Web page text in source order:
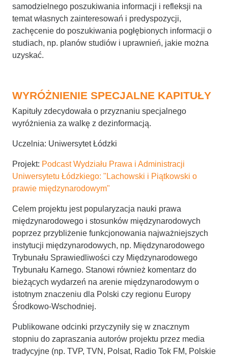
samodzielnego poszukiwania informacji i refleksji na
temat własnych zainteresowań i predyspozycji,
zachęcenie do poszukiwania pogłębionych informacji o
studiach, np. planów studiów i uprawnień, jakie można
uzyskać.
WYRÓŻNIENIE SPECJALNE KAPITUŁY
Kapituły zdecydowała o przyznaniu specjalnego
wyróżnienia za walkę z dezinformacją.
Uczelnia: Uniwersytet Łódzki
Projekt: Podcast Wydziału Prawa i Administracji
Uniwersytetu Łódzkiego: "Lachowski i Piątkowski o
prawie międzynarodowym"
Celem projektu jest popularyzacja nauki prawa
międzynarodowego i stosunków międzynarodowych
poprzez przybliżenie funkcjonowania najważniejszych
instytucji międzynarodowych, np. Międzynarodowego
Trybunału Sprawiedliwości czy Międzynarodowego
Trybunału Karnego. Stanowi również komentarz do
bieżących wydarzeń na arenie międzynarodowym o
istotnym znaczeniu dla Polski czy regionu Europy
Środkowo-Wschodniej.
Publikowane odcinki przyczyniły się w znacznym
stopniu do zapraszania autorów projektu przez media
tradycyjne (np. TVP, TVN, Polsat, Radio Tok FM, Polskie